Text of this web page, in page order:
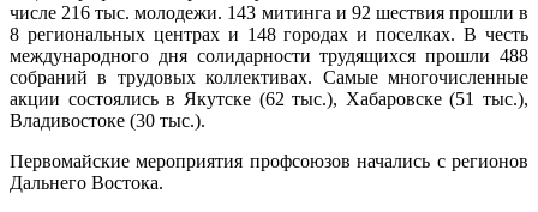
числе 216 тыс. молодежи. 143 митинга и 92 шествия прошли в
8 региональных центрах и 148 городах и поселках. В честь
международного дня солидарности трудящихся прошли 488
собраний в трудовых коллективах. Самые многочисленные
акции состоялись в Якутске (62 тыс.), Хабаровске (51 тыс.),
Владивостоке (30 тыс.).
Первомайские мероприятия профсоюзов начались с регионов
Дальнего Востока.